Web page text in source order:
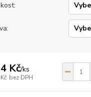
Kč/ks
bez DPH